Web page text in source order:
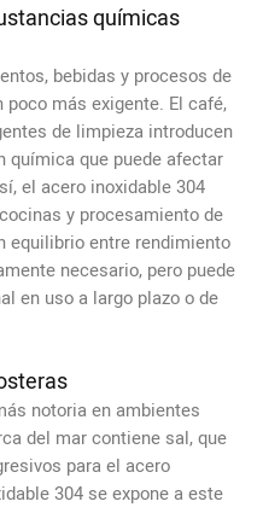
químicas
bebidas y procesos de
más exigente. El café,
de limpieza introducen
química que puede afectar
el acero inoxidable 304
y procesamiento de
equilibrio entre rendimiento
necesario, pero puede
en uso a largo plazo o de
notoria en ambientes
del mar contiene sal, que
para el acero
304 se expone a este